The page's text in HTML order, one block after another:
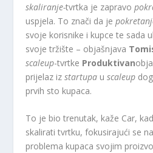
skaliranje-tvrtka je zapravo
uspjela. To znači da je
svoje korisnike i kupce te sada
svoje tržište – objašnjava
scaleup-tvrtke Produktivan
prijelaz izstartupa uscaleup
prvih sto kupaca.
To je bio trenutak, kaže Car,
skalirati tvrtku, fokusirajući se
problema kupaca svojim